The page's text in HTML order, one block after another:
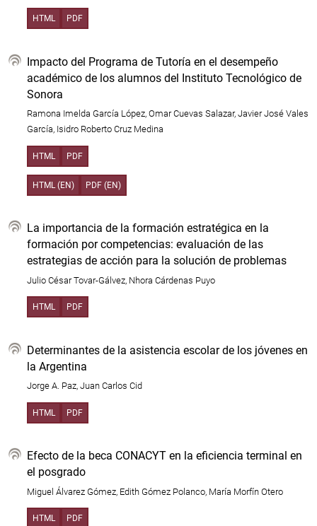
HTML PDF
Impacto del Programa de Tutoría en el desempeño
académico de los alumnos del Instituto Tecnológico de
Sonora
Ramona Imelda García López, Omar Cuevas Salazar, Javier José Vales
García, Isidro Roberto Cruz Medina
HTML PDF
HTML (EN) PDF (EN)
La importancia de la formación estratégica en la
formación por competencias: evaluación de las
estrategias de acción para la solución de problemas
Julio César Tovar-Gálvez, Nhora Cárdenas Puyo
HTML PDF
Determinantes de la asistencia escolar de los jóvenes en
la Argentina
Jorge A. Paz, Juan Carlos Cid
HTML PDF
Efecto de la beca CONACYT en la eficiencia terminal en
el posgrado
Miguel Álvarez Gómez, Edith Gómez Polanco, María Morfín Otero
HTML PDF